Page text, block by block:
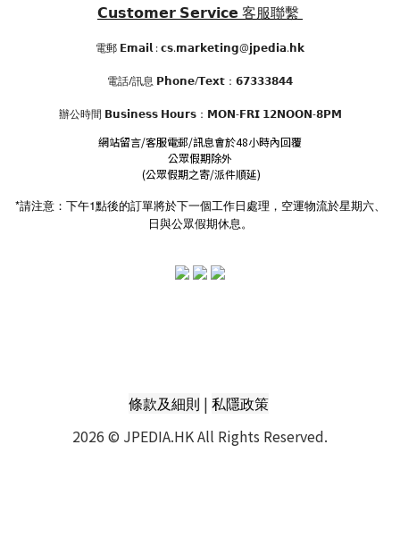
𝗖𝘂𝘀𝘁𝗼𝗺𝗲𝗿 𝗦𝗲𝗿𝘃𝗶𝗰𝗲 客服聯繫
電郵 𝗘𝗺𝗮𝗶𝗹 : 𝗰𝘀.𝗺𝗮𝗿𝗸𝗲𝘁𝗶𝗻𝗴@𝗷𝗽𝗲𝗱𝗶𝗮.𝗵𝗸
電話/訊息 𝗣𝗵𝗼𝗻𝗲/𝗧𝗲𝘅𝘁：𝟲𝟳𝟯𝟯𝟯𝟴𝟰𝟰
辦公時間 𝗕𝘂𝘀𝗶𝗻𝗲𝘀𝘀 𝗛𝗼𝘂𝗿𝘀：𝗠𝗢𝗡-𝗙𝗥𝗜 𝟭𝟮𝗡𝗢𝗢𝗡-𝟴𝗣𝗠
網站留言/客服電郵/訊息會於48小時內回覆
公眾假期除外
(公眾假期之寄/派件順延)
*請注意：下午1點後的訂單將於下一個工作日處理，空運物流於星期六、
日與公眾假期休息。
條款及細則 | 私隱政策
2026 © JPEDIA.HK All Rights Reserved.